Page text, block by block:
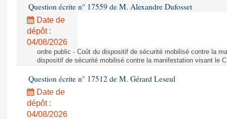
Question écrite n° 17559 de M. Alexandre Dufosset
Date de
dépôt :
04/08/2026
ordre public - Coût du dispositif de sécurité mobilisé contre la
dispositif de sécurité mobilisé contre la manifestation visant le
Question écrite n° 17512 de M. Gérard Leseul
Date de
dépôt :
04/08/2026